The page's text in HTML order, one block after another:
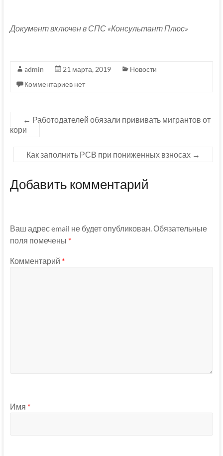
Документ включен в СПС «Консультант Плюс»
admin 21 марта, 2019
Новости
Комментариев нет
← Работодателей обязали прививать мигрантов от
кори
Как заполнить РСВ при пониженных взносах →
Добавить комментарий
Ваш адрес email не будет опубликован. Обязательные
поля помечены *
Комментарий *
Имя *